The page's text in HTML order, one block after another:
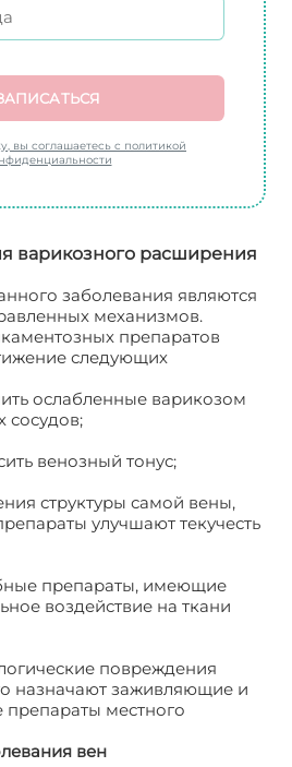
вы соглашаетесь с политикой
варикозного расширения
заболевания являются
механизмов.
препаратов
следующих
ослабленные варикозом
сосудов;
венозный тонус;
структуры самой вены,
улучшают текучесть
препараты, имеющие
воздействие на ткани
повреждения
назначают заживляющие и
местного
вен